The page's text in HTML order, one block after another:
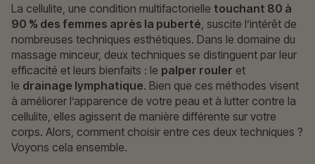
La cellulite, une condition multifactorielle touchant 80 à
90 % des femmes après la puberté , suscite l’intérêt de
nombreuses techniques esthétiques. Dans le domaine du
massage minceur, deux techniques se distinguent par leur
efficacité et leurs bienfaits : le palper rouler et
le drainage lymphatique. Bien que ces méthodes visent
à améliorer l’apparence de votre peau et à lutter contre la
cellulite, elles agissent de manière différente sur votre
corps. Alors, comment choisir entre ces deux techniques ?
Voyons cela ensemble.